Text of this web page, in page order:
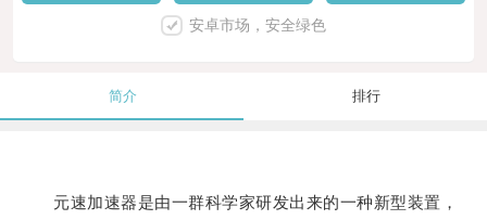
安卓市场，安全绿色
简介 排行
元速加速器是由一群科学家研发出来的一种新型装置，